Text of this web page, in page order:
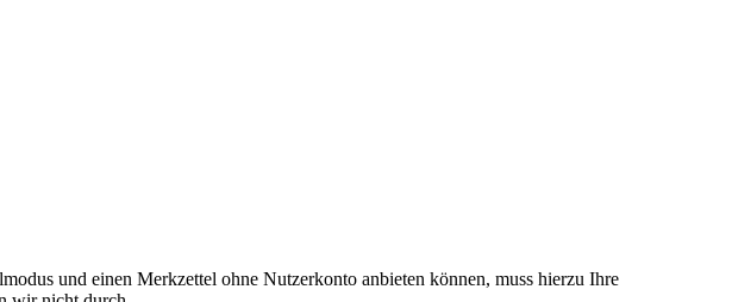
und einen Merkzettel ohne Nutzerkonto anbieten können, muss hierzu Ihre